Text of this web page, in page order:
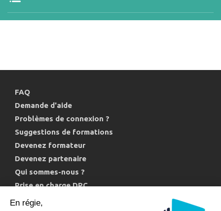
FAQ
Demande d'aide
Problèmes de connexion ?
Suggestions de formations
Devenez formateur
Devenez partenaire
Qui sommes-nous ?
Prise en charge DPC
Politique de confidentialité et cookies
En régie,